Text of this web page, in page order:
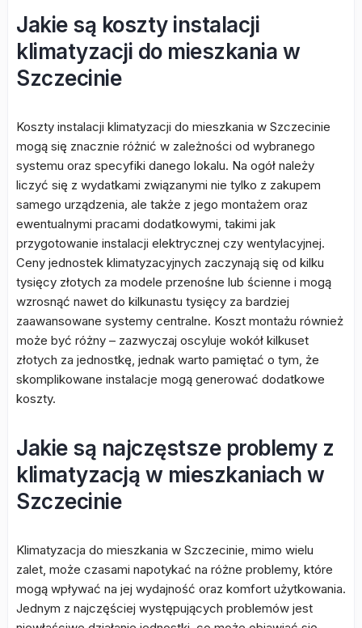
Jakie są koszty instalacji
klimatyzacji do mieszkania w
Szczecinie
Koszty instalacji klimatyzacji do mieszkania w Szczecinie
mogą się znacznie różnić w zależności od wybranego
systemu oraz specyfiki danego lokalu. Na ogół należy
liczyć się z wydatkami związanymi nie tylko z zakupem
samego urządzenia, ale także z jego montażem oraz
ewentualnymi pracami dodatkowymi, takimi jak
przygotowanie instalacji elektrycznej czy wentylacyjnej.
Ceny jednostek klimatyzacyjnych zaczynają się od kilku
tysięcy złotych za modele przenośne lub ścienne i mogą
wzrosnąć nawet do kilkunastu tysięcy za bardziej
zaawansowane systemy centralne. Koszt montażu również
może być różny – zazwyczaj oscyluje wokół kilkuset
złotych za jednostkę, jednak warto pamiętać o tym, że
skomplikowane instalacje mogą generować dodatkowe
koszty.
Jakie są najczęstsze problemy z
klimatyzacją w mieszkaniach w
Szczecinie
Klimatyzacja do mieszkania w Szczecinie, mimo wielu
zalet, może czasami napotykać na różne problemy, które
mogą wpływać na jej wydajność oraz komfort użytkowania.
Jednym z najczęściej występujących problemów jest